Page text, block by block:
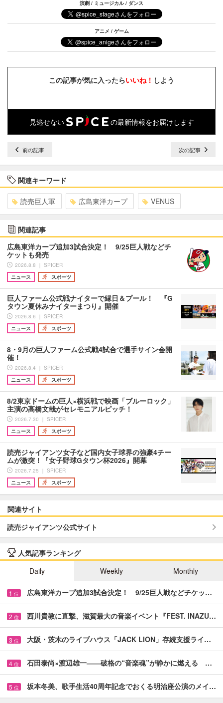
演劇 / ミュージカル / ダンス
アニメ / ゲーム
この記事が気に入ったらいいね！ しよう
見逃せない の最新情報をお届けします
前の記事 次の記事
関連キーワード
読売巨人軍 広島東洋カープ VENUS
関連記事
広島東洋カープ追加3試合決定！ 9/25巨人戦などチ
ケットも発売
2026.8.8 ｜ SPICER
ニュース
スポーツ
巨人ファーム公式戦ナイターで縁日＆プール！ 『G
タウン夏休みナイターまつり』開催
2026.8.6 ｜ SPICER
ニュース
スポーツ
8・9月の巨人ファーム公式戦4試合で選手サイン会開
催！
2026.8.4 ｜ SPICER
ニュース
スポーツ
8/2東京ドームの巨人×横浜戦で映画「ブルーロック」
主演の高橋文哉がセレモニアルピッチ！
2026.7.30 ｜ SPICER
ニュース
スポーツ
読売ジャイアンツ女子など国内女子球界の強豪4チー
ムが激突！『女子野球Gタウン杯2026』開幕
2026.7.25 ｜ SPICER
ニュース
スポーツ
関連サイト
読売ジャイアンツ公式サイト
人気記事ランキング
Daily
Weekly Monthly
1 位 広島東洋カープ追加3試合決定！ 9/25巨人戦などチケッ…
2 位 西川貴教に直撃、滋賀最大の音楽イベント『FEST. INAZU…
3 位 大阪・茨木のライブハウス「JACK LION」存続支援ライ…
4 位 石田泰尚×渡辺雄一――破格の“音楽魂”が静かに燃える …
5 位 坂本冬美、歌手生活40周年記念でおくる明治座公演のメイ…